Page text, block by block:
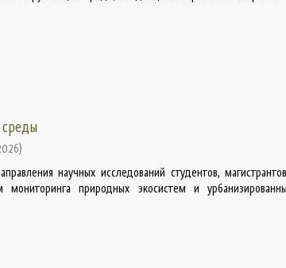
)
научных исследований студентов,
природных экосистем и